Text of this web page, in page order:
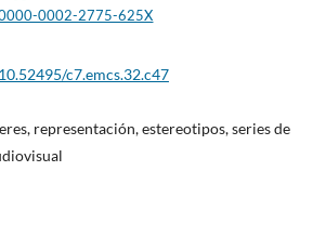
0002-2775-625X
c7.emcs.32.c47
representación, estereotipos, series de